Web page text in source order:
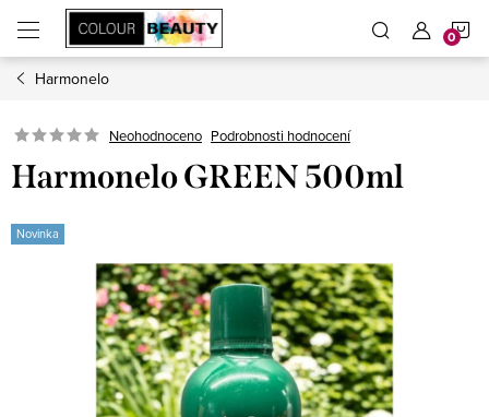
obsah
Harmonelo
Neohodnoceno Podrobnosti hodnocení
Harmonelo GREEN 500ml
Novinka